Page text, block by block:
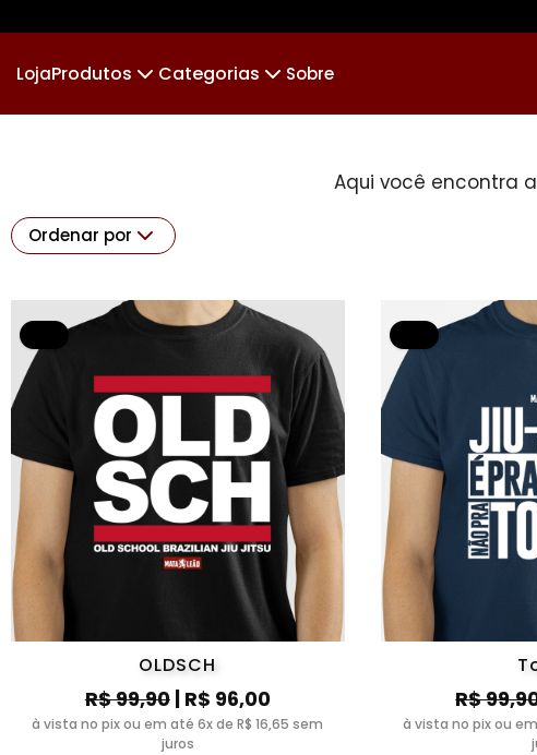
LojaProdutos
Cropped Moletom
Suéter Moletom
Categorias
KIDS
Sobre
Aqui você encontra
Ordenar por
OLDSCH
R$ 99,90| R$ 96,00
à vista no pix ou em até 6x de R$ 16,65 sem
juros
R$
à vista no pix ou